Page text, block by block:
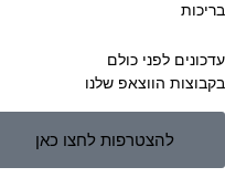
בריכות
עדכונים לפני כולם
בקבוצות הווצאפ שלנו
להצטרפות לחצו כאן